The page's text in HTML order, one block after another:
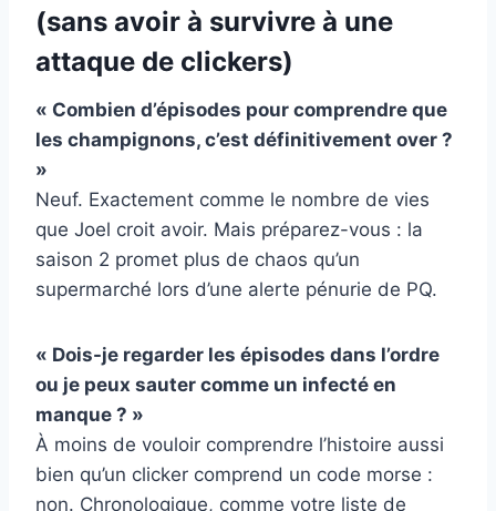
(sans avoir à survivre à une
attaque de clickers)
« Combien d’épisodes pour comprendre que
les champignons, c’est définitivement over ?
»
Neuf. Exactement comme le nombre de vies
que Joel croit avoir. Mais préparez-vous : la
saison 2 promet plus de chaos qu’un
supermarché lors d’une alerte pénurie de PQ.
« Dois-je regarder les épisodes dans l’ordre
ou je peux sauter comme un infecté en
manque ? »
À moins de vouloir comprendre l’histoire aussi
bien qu’un clicker comprend un code morse :
non. Chronologique, comme votre liste de